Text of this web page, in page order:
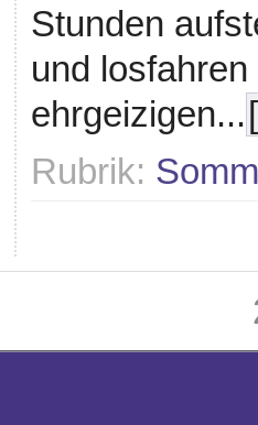
Stunden
und
ehrgeizigen...
Rubrik: